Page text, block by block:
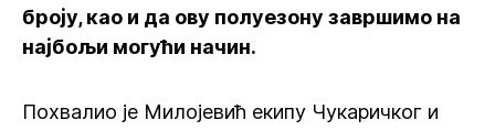
броју, као и да ову полуезону завршимо на
најбољи могући начин.
Похвалио је Милојевић екипу Чукаричког и